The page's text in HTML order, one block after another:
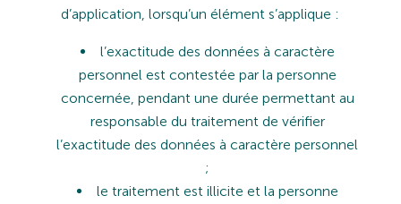
d’application, lorsqu’un élément s’applique :
l’exactitude des données à caractère
personnel est contestée par la personne
concernée, pendant une durée permettant au
responsable du traitement de vérifier
l’exactitude des données à caractère personnel
;
le traitement est illicite et la personne